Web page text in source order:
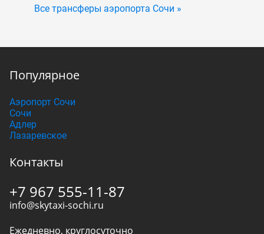
Все трансферы аэропорта Сочи »
Популярное
Аэропорт Сочи
Сочи
Адлер
Лазаревское
Контакты
+7 967 555-11-87
info@skytaxi-sochi.ru
Ежедневно, круглосуточно